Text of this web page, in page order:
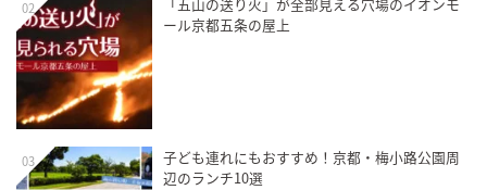
02
ール京都五条の屋上
03
子ども連れにもおすすめ！京都・梅小路公園周
辺のランチ10選